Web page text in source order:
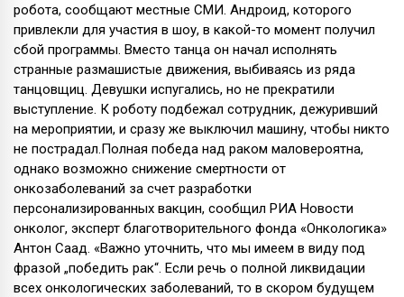
робота, сообщают местные СМИ. Андроид, которого
привлекли для участия в шоу, в какой-то момент получил
сбой программы. Вместо танца он начал исполнять
странные размашистые движения, выбиваясь из ряда
танцовщиц. Девушки испугались, но не прекратили
выступление. К роботу подбежал сотрудник, дежуривший
на мероприятии, и сразу же выключил машину, чтобы никто
не пострадал.Полная победа над раком маловероятна,
однако возможно снижение смертности от
онкозаболеваний за счет разработки
персонализированных вакцин, сообщил РИА Новости
онколог, эксперт благотворительного фонда «Онкологика»
Антон Саад. «Важно уточнить, что мы имеем в виду под
фразой „победить рак“. Если речь о полной ликвидации
всех онкологических заболеваний, то в скором будущем